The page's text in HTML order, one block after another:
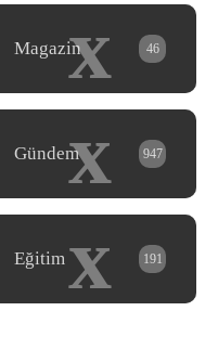
x
Magazin 46
x
Gündem 947
x
Eğitim 191